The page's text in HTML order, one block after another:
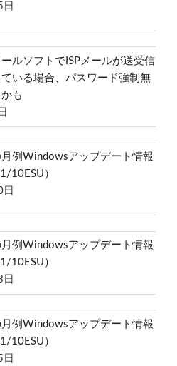
ルソフトでISPメールが送受信
いる場合、パスワード強制無
も
例Windowsアップデート情報
10ESU）
例Windowsアップデート情報
10ESU）
例Windowsアップデート情報
10ESU）